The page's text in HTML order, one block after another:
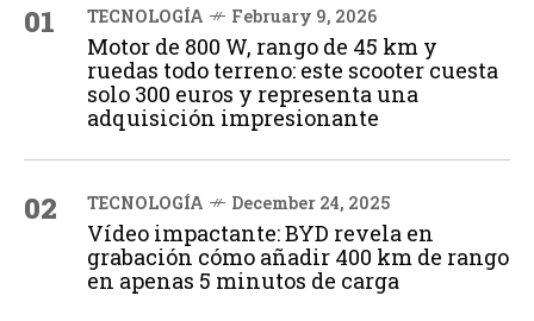
01 TECNOLOGÍA February 9, 2026
Motor de 800 W, rango de 45 km y
ruedas todo terreno: este scooter cuesta
solo 300 euros y representa una
adquisición impresionante
02 TECNOLOGÍA December 24, 2025
Vídeo impactante: BYD revela en
grabación cómo añadir 400 km de rango
en apenas 5 minutos de carga